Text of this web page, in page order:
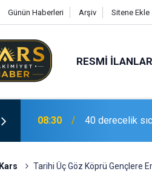
Günün Haberleri Arşiv Sitene Ekle
RESMI İLANLAR
01:37 Belediye
Kars Tarihi Üç Göz Köprü Gençlere